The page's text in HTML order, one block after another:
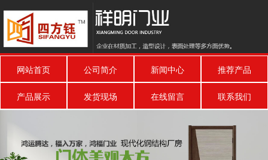
网站首页 公司简介 新闻中心 推荐产品
产品展示 发货现场 在线留言 联系我们